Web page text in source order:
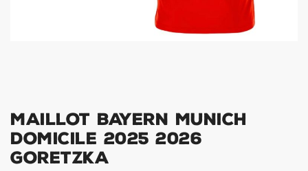
Maillot Bayern Munich
Domicile 2025 2026
Goretzka